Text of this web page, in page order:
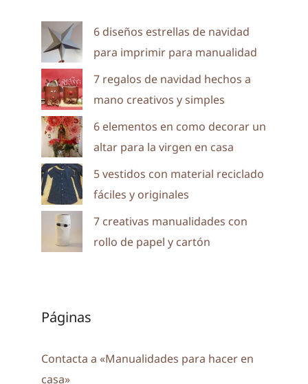
6 diseños estrellas de navidad
para imprimir para manualidad
7 regalos de navidad hechos a
mano creativos y simples
6 elementos en como decorar un
altar para la virgen en casa
5 vestidos con material reciclado
fáciles y originales
7 creativas manualidades con
rollo de papel y cartón
Páginas
Contacta a «Manualidades para hacer en
casa»